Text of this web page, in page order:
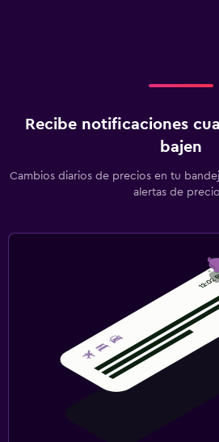
Zona de trabajo
Gimnasio
Recibe notificaciones
bajen
Cambios diarios de precios en tu
alertas de